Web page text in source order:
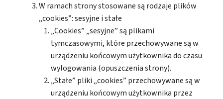
W ramach strony stosowane są rodzaje plików
„cookies”: sesyjne i stałe
„Cookies” „sesyjne” są plikami
tymczasowymi, które przechowywane są w
urządzeniu końcowym użytkownika do czasu
wylogowania (opuszczenia strony).
„Stałe” pliki „cookies” przechowywane są w
urządzeniu końcowym użytkownika przez